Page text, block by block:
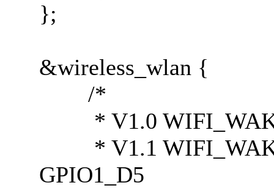
};
&wireless_wlan {
/*
* V1.0
* V1.1
GPIO1_D5